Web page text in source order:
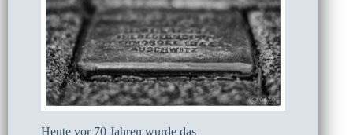
Heute vor 70 Jahren wurde das